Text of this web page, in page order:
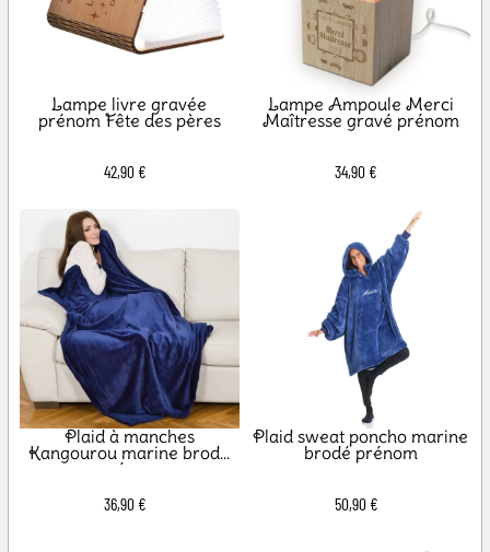
Lampe livre gravée
prénom Fête des pères
42,90 €
Lampe Ampoule Merci
Maîtresse gravé prénom
34,90 €
Plaid à manches
Kangourou marine brodé
prénom
36,90 €
Plaid sweat poncho marine
brodé prénom
50,90 €